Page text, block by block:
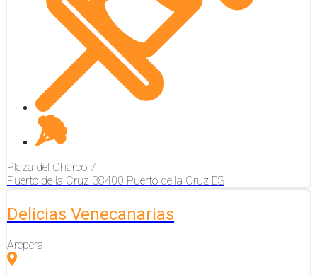
Plaza del Charco 7
Puerto de la Cruz 38400 Puerto de la Cruz ES
Delicias Venecanarias
Arepera